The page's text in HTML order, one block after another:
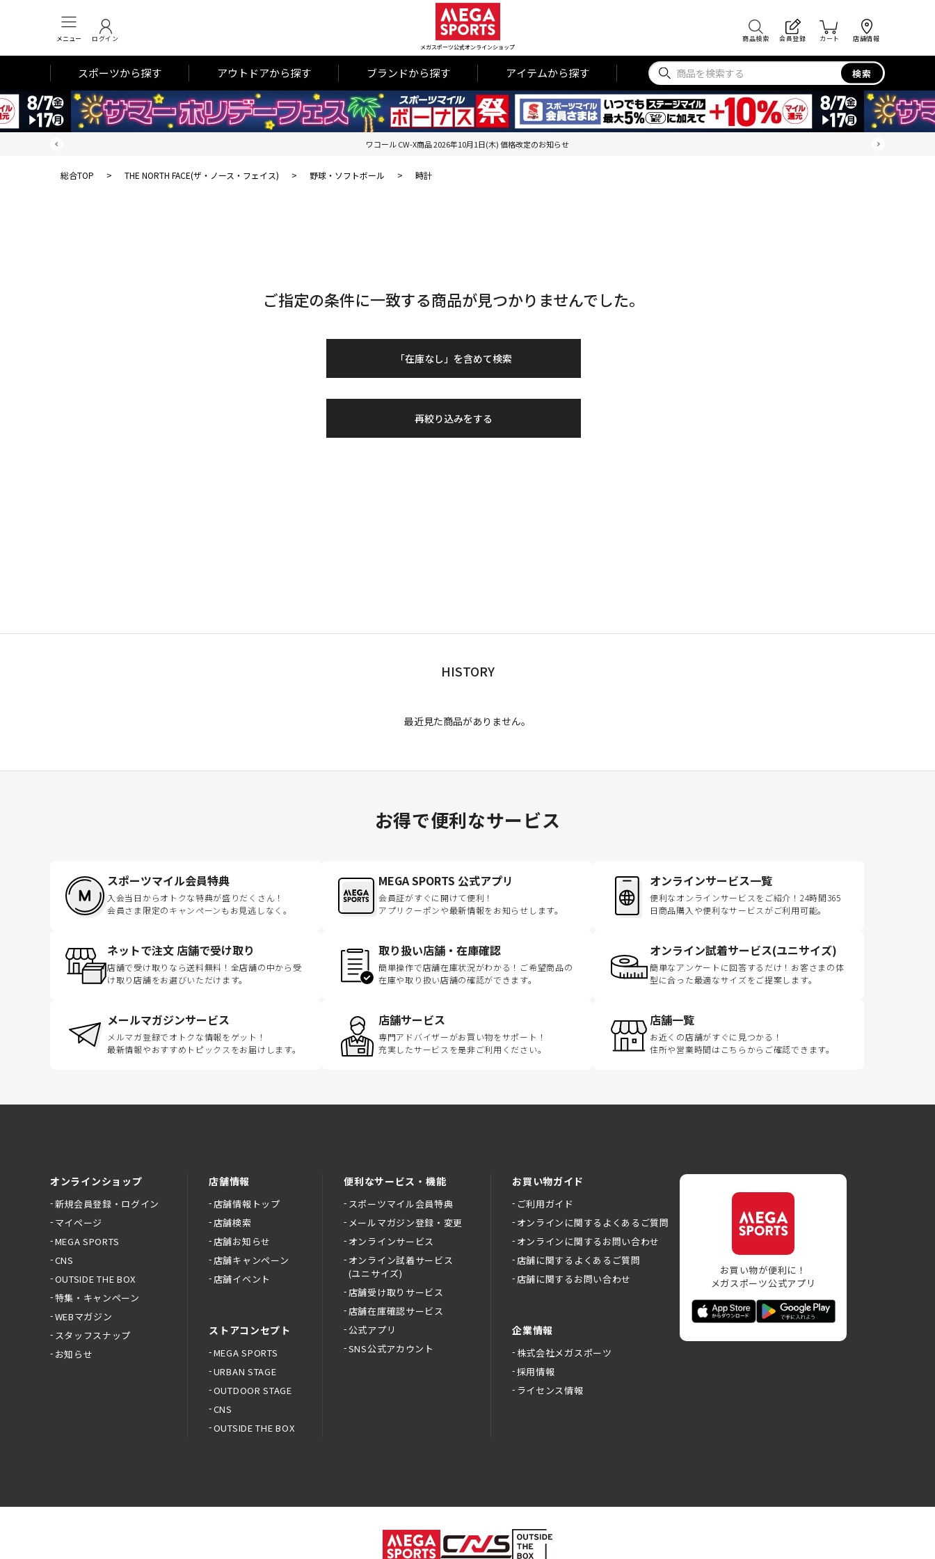
メニュー ログイン
メガスポーツ公式オンラインショップ
商品検索 会員登録 カート 店舗情報
スポーツから探す アウトドアから探す ブランドから探す アイテムから探す 検索
ワコール CW-X商品 2026年10月1日(木) 価格改定のお知らせ
総合TOP > THE NORTH FACE(ザ・ノース・フェイス) > 野球・ソフトボール > 時計
ご指定の条件に一致する商品が見つかりませんでした。
「在庫なし」を含めて検索
再絞り込みをする
HISTORY
最近見た商品がありません。
お得で便利なサービス
スポーツマイル会員特典
入会当日からオトクな特典が盛りだくさん！
会員さま限定のキャンペーンもお見逃しなく。
MEGA SPORTS 公式アプリ
会員証がすぐに開けて便利！
アプリクーポンや最新情報をお知らせします。
オンラインサービス一覧
便利なオンラインサービスをご紹介！24時間365
日商品購入や便利なサービスがご利用可能。
ネットで注文 店舗で受け取り
店舗で受け取りなら送料無料！全店舗の中から受
け取り店舗をお選びいただけます。
取り扱い店舗・在庫確認
簡単操作で店舗在庫状況がわかる！ご希望商品の
在庫や取り扱い店舗の確認ができます。
オンライン試着サービス(ユニサイズ)
簡単なアンケートに回答するだけ！お客さまの体
型に合った最適なサイズをご提案します。
メールマガジンサービス
メルマガ登録でオトクな情報をゲット！
最新情報やおすすめトピックスをお届けします。
店舗サービス
専門アドバイザーがお買い物をサポート！
充実したサービスを是非ご利用ください。
店舗一覧
お近くの店舗がすぐに見つかる！
住所や営業時間はこちらからご確認できます。
オンラインショップ
新規会員登録・ログイン
マイページ
MEGA SPORTS
CNS
OUTSIDE THE BOX
特集・キャンペーン
WEBマガジン
スタッフスナップ
お知らせ
店舗情報
店舗情報トップ
店舗検索
店舗お知らせ
店舗キャンペーン
店舗イベント
ストアコンセプト
MEGA SPORTS
URBAN STAGE
OUTDOOR STAGE
CNS
OUTSIDE THE BOX
便利なサービス・機能
スポーツマイル会員特典
メールマガジン登録・変更
オンラインサービス
オンライン試着サービス
(ユニサイズ)
店舗受け取りサービス
店舗在庫確認サービス
公式アプリ
SNS公式アカウント
お買い物ガイド
ご利用ガイド
オンラインに関するよくあるご質問
オンラインに関するお問い合わせ
店舗に関するよくあるご質問
店舗に関するお問い合わせ
企業情報
株式会社メガスポーツ
採用情報
ライセンス情報
お買い物が便利に！
メガスポーツ公式アプリ